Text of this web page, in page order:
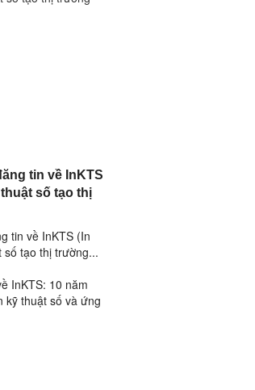
tin về InKTS
số tạo thị
tin về InKTS (In
số tạo thị trường...
InKTS: 10 năm
kỹ thuật số và ứng